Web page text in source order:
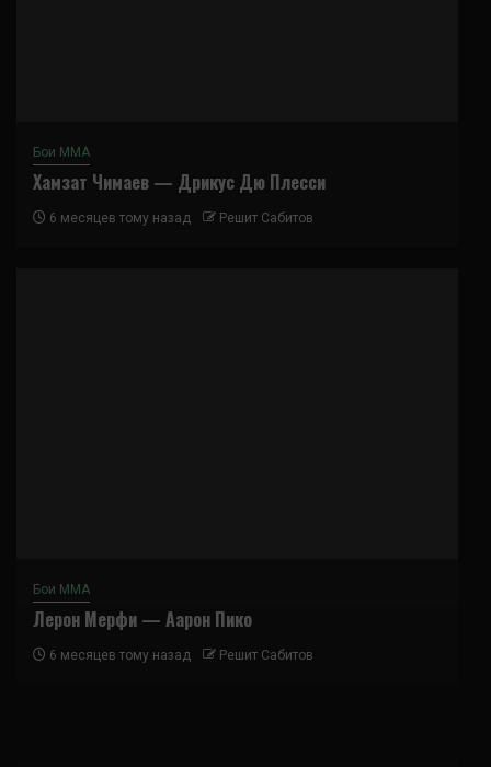
Бои ММА
Хамзат Чимаев — Дрикус Дю Плесси
6 месяцев тому назад Решит Сабитов
Бои ММА
Лерон Мерфи — Аарон Пико
6 месяцев тому назад Решит Сабитов